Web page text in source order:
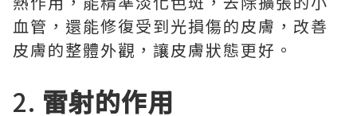
血管，還能修復受到光損傷的皮膚，改善
皮膚的整體外觀，讓皮膚狀態更好。
2. 雷射的作用